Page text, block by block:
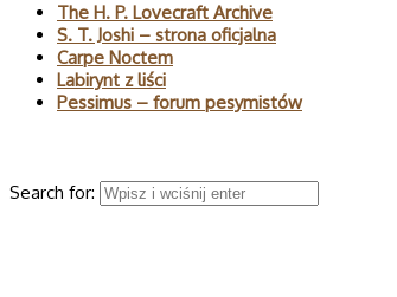
The H. P. Lovecraft Archive
S. T. Joshi – strona oficjalna
Carpe Noctem
Labirynt z liści
Pessimus – forum pesymistów
Search for: